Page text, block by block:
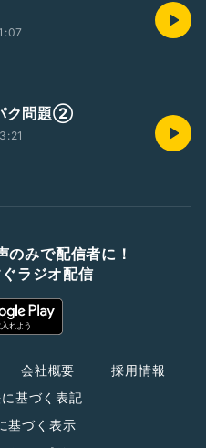
ク問題②
のみで配信者に！
ラジオ配信
会社概要
採用情報
基づく表記
基づく表示